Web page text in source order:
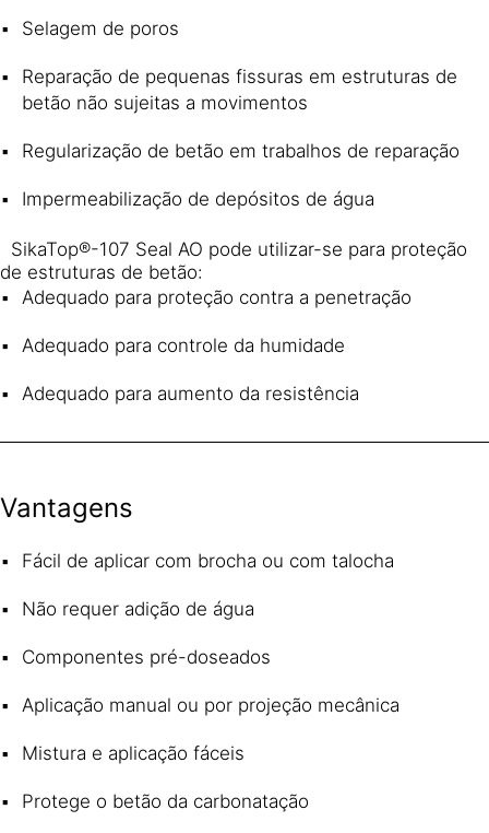
Selagem de poros
Reparação de pequenas fissuras em estruturas de
betão não sujeitas a movimentos
Regularização de betão em trabalhos de reparação
Impermeabilização de depósitos de água
SikaTop®-107 Seal AO pode utilizar-se para proteção
de estruturas de betão:
Adequado para proteção contra a penetração
Adequado para controle da humidade
Adequado para aumento da resistência
Vantagens
Fácil de aplicar com brocha ou com talocha
Não requer adição de água
Componentes pré-doseados
Aplicação manual ou por projeção mecânica
Mistura e aplicação fáceis
Protege o betão da carbonatação